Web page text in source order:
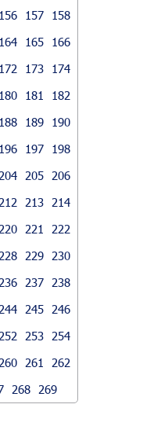
156 157
158
164 165
166
172 173
174
180 181
182
188 189
190
196 197
198
204 205
206
212 213
214
220 221
222
228 229
230
236 237
238
244 245
246
252 253
254
260 261
262
268 269